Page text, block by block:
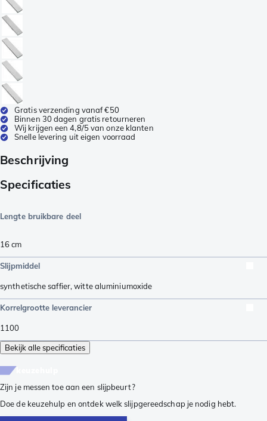
Gratis verzending vanaf €50
Binnen 30 dagen gratis retourneren
Wij krijgen een 4,8/5 van onze klanten
Snelle levering uit eigen voorraad
Beschrijving
Specificaties
Lengte bruikbare deel
16cm
Slijpmiddel
synthetische saffier,witte aluminiumoxide
Korrelgrootte leverancier
1100
Bekijk alle specificaties
Zijn je messen toe aan een slijpbeurt?
Doe de keuzehulp en ontdek welk slijpgereedschap je nodig hebt.